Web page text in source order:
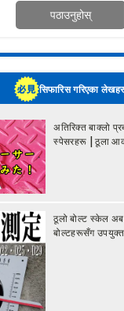
सिफारिस गरिएका
अतिरिक्त बाक्लो
स्पेसरहरू | ठूला
ठूलो बोल्ट स्केल
बोल्टहरूसँग उपयुक्त